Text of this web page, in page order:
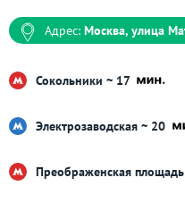
Адрес: Москва, улица
Сокольники ~ 17
Электрозаводская ~ 20
Преображенская